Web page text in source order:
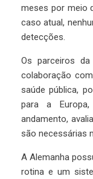
meses por meio
caso atual,
detecções.
Os parceiros
colaboração
saúde pública,
para a
andamento,
são necessárias
A Alemanha
rotina e um